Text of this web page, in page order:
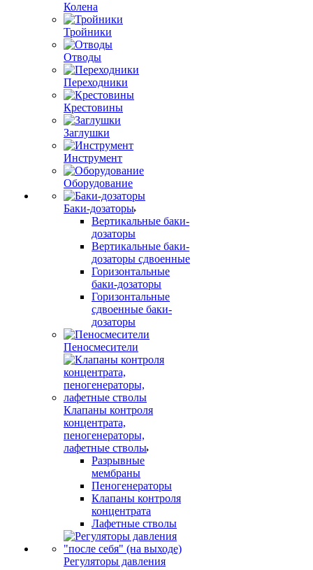
Колена
Тройники
Отводы
Переходники
Крестовины
Заглушки
Инструмент
Оборудование
Баки-дозаторы
Вертикальные баки-
дозаторы
Вертикальные баки-
дозаторы сдвоенные
Горизонтальные
баки-дозаторы
Горизонтальные
сдвоенные баки-
дозаторы
Пеносмесители
Клапаны контроля
концентрата,
пеногенераторы,
лафетные стволы
Разрывные
мембраны
Пеногенераторы
Клапаны контроля
концентрата
Лафетные стволы
Регуляторы давления